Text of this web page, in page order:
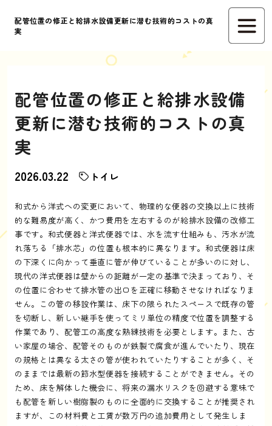
配管位置の修正と給排水設備更新に潜む技術的コストの真
実
配管位置の修正と給排水設備
更新に潜む技術的コストの真
実
2026.03.22 トイレ
和式から洋式への変更において、物理的な便器の交換以上に技術
的な難易度が高く、かつ費用を左右するのが給排水設備の改修工
事です。和式便器と洋式便器では、水を流す仕組みも、汚水が流
れ落ちる「排水芯」の位置も根本的に異なります。和式便器は床
の下深くに向かって垂直に管が伸びていることが多いのに対し、
現代の洋式便器は壁からの距離が一定の基準で決まっており、そ
の位置に合わせて排水管の出口を正確に移動させなければなりま
せん。この管の移設作業は、床下の限られたスペースで既存の管
を切断し、新しい継手を使ってミリ単位の精度で位置を調整する
作業であり、配管工の高度な熟練技術を必要とします。また、古
い家屋の場合、配管そのものが鉄製で腐食が進んでいたり、現在
の規格とは異なる太さの管が使われていたりすることが多く、そ
のままでは最新の節水型便器を接続することができません。その
ため、床を解体した機会に、将来の漏水リスクを回避する意味で
も配管を新しい樹脂製のものに全面的に交換することが推奨され
ますが、この材料費と工賃が数万円の追加費用として発生しま